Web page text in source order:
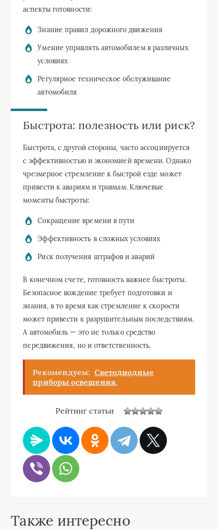
аспекты готовности:
Знание правил дорожного движения
Умение управлять автомобилем в различных
условиях
Регулярное техническое обслуживание
автомобиля
Быстрота: полезность или риск?
Быстрота, с другой стороны, часто ассоциируется
с эффективностью и экономией времени. Однако
чрезмерное стремление к быстрой езде может
привести к авариям и травмам. Ключевые
моменты быстроты:
Сокращение времени в пути
Эффективность в сложных условиях
Риск получения штрафов и аварий
В конечном счете, готовность важнее быстроты.
Безопасное вождение требует подготовки и
знания, в то время как стремление к скорости
может привести к разрушительным последствиям.
А автомобиль — это не только средство
передвижения, но и ответственность.
Рекомендуем: Светодиодные
приборы освещения.
Рейтинг статьи
Также интересно